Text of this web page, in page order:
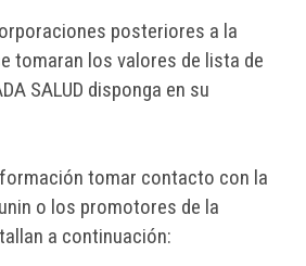
posteriores a la
tomaran los valores de lista de
SALUD disponga en su
tomar contacto con la
o los promotores de la
a continuación: